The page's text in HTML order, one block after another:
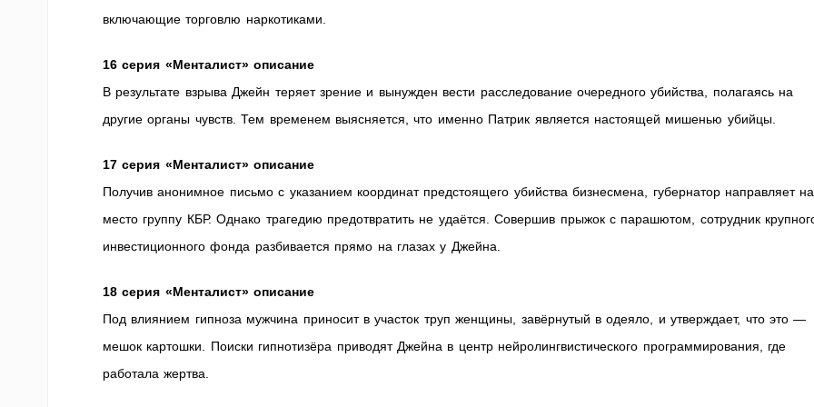
включающие торговлю наркотиками.
16 серия «Менталист» описание
В результате взрыва Джейн теряет зрение и вынужден вести расследование очередного убийства, полагаясь на
другие органы чувств. Тем временем выясняется, что именно Патрик является настоящей мишенью убийцы.
17 серия «Менталист» описание
Получив анонимное письмо с указанием координат предстоящего убийства бизнесмена, губернатор направляет на
место группу КБР. Однако трагедию предотвратить не удаётся. Совершив прыжок с парашютом, сотрудник
инвестиционного фонда разбивается прямо на глазах у Джейна.
18 серия «Менталист» описание
Под влиянием гипноза мужчина приносит в участок труп женщины, завёрнутый в одеяло, и утверждает, что это —
мешок картошки. Поиски гипнотизёра приводят Джейна в центр нейролингвистического программирования, где
работала жертва.